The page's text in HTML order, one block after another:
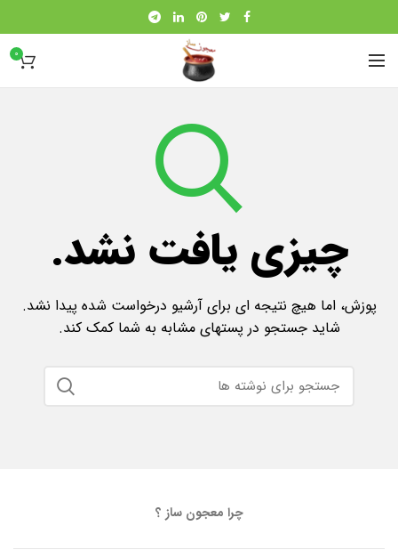
0
چیزی یافت نشد.
پوزش، اما هیچ نتیجه ای برای آرشیو درخواست شده پیدا نشد.
شاید جستجو در پستهای مشابه به شما کمک کند.
چرا معجون ساز ؟